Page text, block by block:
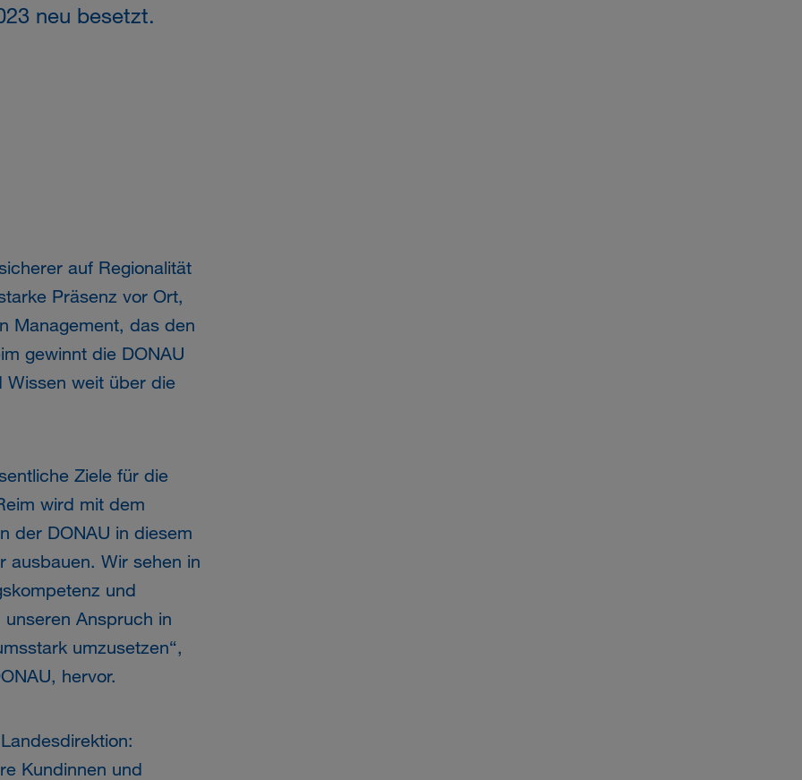
neu besetzt.
auf Regionalität
Präsenz vor Ort,
Management, das den
gewinnt die DONAU
Wissen weit über die
Ziele für die
wird mit dem
der DONAU in diesem
ausbauen. Wir sehen in
und
Anspruch in
umzusetzen“,
hervor.
Kundinnen und